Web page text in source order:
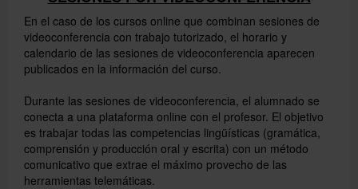
En el caso de los cursos online que combinan sesiones de
videoconferencia con trabajo tutorizado, el horario y
calendario de las sesiones de videoconferencia aparecen
publicados en la información del curso.
Durante las sesiones de videoconferencia, el alumnado se
conecta a una plataforma online con el profesor. El objetivo
es trabajar todas las competencias lingüísticas (gramática,
comprensión y producción oral y escrita) con un método
comunicativo que extrae el máximo provecho de las
herramientas telemáticas.